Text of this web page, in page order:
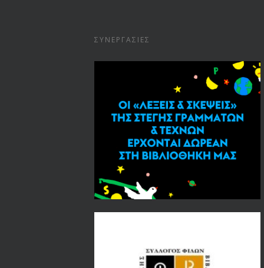
ΣΥΝΕΡΓΑΣΊΕΣ